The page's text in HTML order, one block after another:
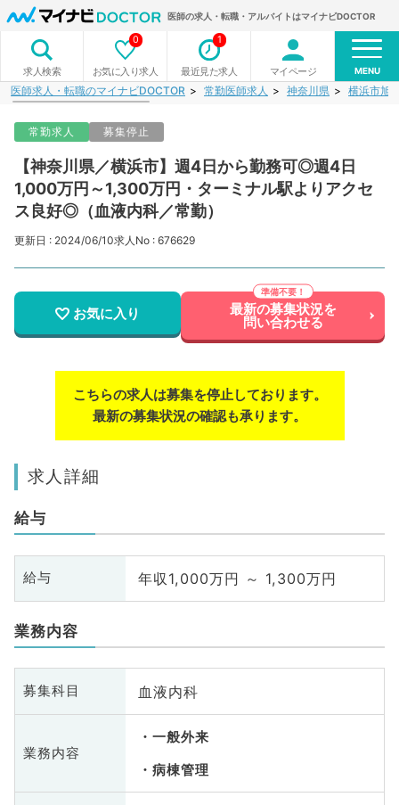
医師の求人・転職・アルバイトはマイナビDOCTOR
求人検索 お気に入り求人
0
最近見た求人
1
マイページ MENU
医師求人・転職のマイナビDOCTOR 常勤医師求人 神奈川県 横浜市旭
常勤求人 募集停止
【神奈川県／横浜市】週4日から勤務可◎週4日
1,000万円～1,300万円・ターミナル駅よりアクセ
ス良好◎（血液内科／常勤）
更新日 : 2024/06/10求人No : 676629
お気に入り 最新の募集状況を
問い合わせる
こちらの求人は募集を停止しております。
最新の募集状況の確認も承ります。
求人詳細
給与
給与 年収1,000万円 ～ 1,300万円
業務内容
募集科目 血液内科
業務内容
一般外来
病棟管理